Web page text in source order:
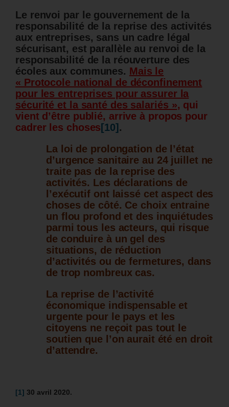
Le renvoi par le gouvernement de la
responsabilité de la reprise des activités
aux entreprises, sans un cadre légal
sécurisant, est parallèle au renvoi de la
responsabilité de la réouverture des
écoles aux communes. Mais le
« Protocole national de déconfinement
pour les entreprises pour assurer la
sécurité et la santé des salariés », qui
vient d’être publié, arrive à propos pour
cadrer les choses [10] .
La loi de prolongation de l’état
d’urgence sanitaire au 24 juillet ne
traite pas de la reprise des
activités. Les déclarations de
l’exécutif ont laissé cet aspect des
choses de côté. Ce choix entraine
un flou profond et des inquiétudes
parmi tous les acteurs, qui risque
de conduire à un gel des
situations, de réduction
d’activités ou de fermetures, dans
de trop nombreux cas.
La reprise de l’activité
économique indispensable et
urgente pour le pays et les
citoyens ne reçoit pas tout le
soutien que l’on aurait été en droit
d’attendre.
[1] 30 avril 2020.